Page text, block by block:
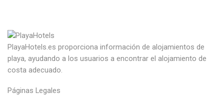
PlayaHotels.es proporciona información de alojamientos de
playa, ayudando a los usuarios a encontrar el alojamiento de
costa adecuado.
Páginas Legales